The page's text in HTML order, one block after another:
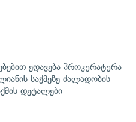
ედავება პროკურატურა
საქმეზე ძალადობის
დეტალები